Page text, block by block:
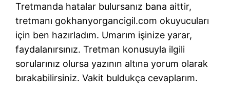
Tretmanda hatalar bulursanız bana aittir,
tretmanı gokhanyorgancigil.com okuyucuları
için ben hazırladım. Umarım işinize yarar,
faydalanırsınız. Tretman konusuyla ilgili
sorularınız olursa yazının altına yorum olarak
bırakabilirsiniz. Vakit buldukça cevaplarım.